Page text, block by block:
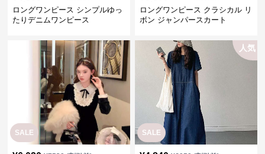
SALE
6,020 ¥ 7530 (割引前)
ロングワンピース うっとり艶め
くレース襟ベルベットワンピー
SALE
4,840 ¥6050 (割引前)
ロングワンピース シンプル ゆっ
たり デニム ロングワンピース